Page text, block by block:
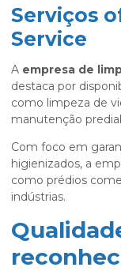
Serviços
Service
A empresa de
destaca por
como limpeza de
manutenção
Com foco em
higienizados, a
como prédios
indústrias.